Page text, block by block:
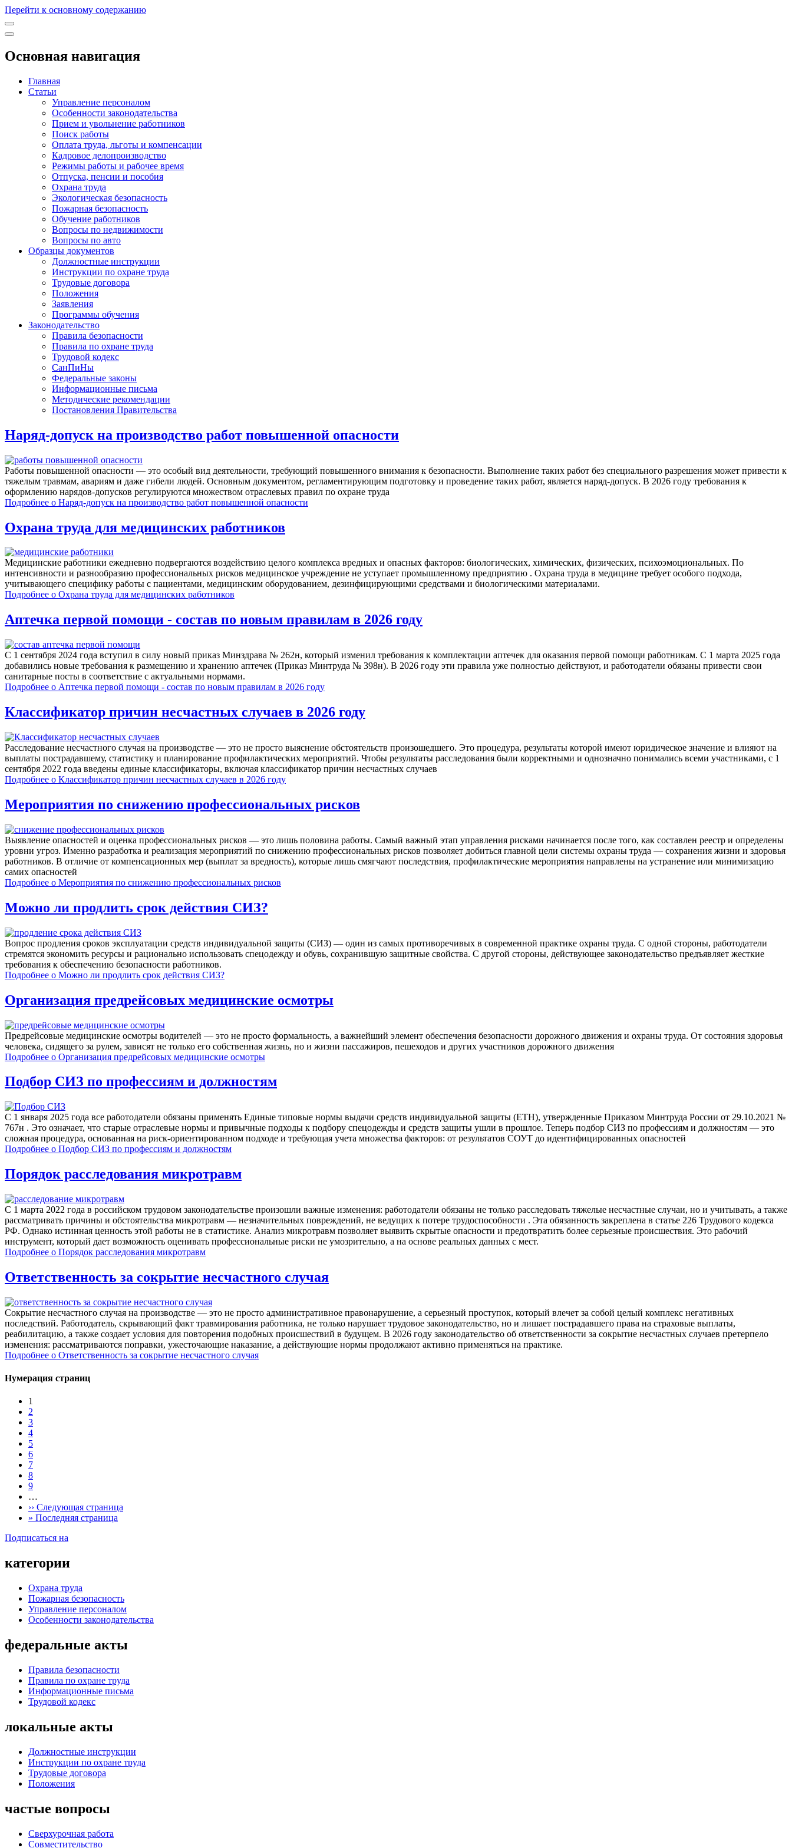
Перейти к основному содержанию
Основная навигация
Главная
Статьи
Управление персоналом
Особенности законодательства
Прием и увольнение работников
Поиск работы
Оплата труда, льготы и компенсации
Кадровое делопроизводство
Режимы работы и рабочее время
Отпуска, пенсии и пособия
Охрана труда
Экологическая безопасность
Пожарная безопасность
Обучение работников
Вопросы по недвижимости
Вопросы по авто
Образцы документов
Должностные инструкции
Инструкции по охране труда
Трудовые договора
Положения
Заявления
Программы обучения
Законодательство
Правила безопасности
Правила по охране труда
Трудовой кодекс
СанПиНы
Федеральные законы
Информационные письма
Методические рекомендации
Постановления Правительства
Наряд-допуск на производство работ повышенной опасности
Работы повышенной опасности — это особый вид деятельности, требующий повышенного внимания к безопасности. Выполнение таких работ без специального разрешения может привести к
тяжелым травмам, авариям и даже гибели людей. Основным документом, регламентирующим подготовку и проведение таких работ, является наряд-допуск. В 2026 году требования к
оформлению нарядов-допусков регулируются множеством отраслевых правил по охране труда
Подробнее о Наряд-допуск на производство работ повышенной опасности
Охрана труда для медицинских работников
Медицинские работники ежедневно подвергаются воздействию целого комплекса вредных и опасных факторов: биологических, химических, физических, психоэмоциональных. По
интенсивности и разнообразию профессиональных рисков медицинское учреждение не уступает промышленному предприятию . Охрана труда в медицине требует особого подхода,
учитывающего специфику работы с пациентами, медицинским оборудованием, дезинфицирующими средствами и биологическими материалами.
Подробнее о Охрана труда для медицинских работников
Аптечка первой помощи - состав по новым правилам в 2026 году
С 1 сентября 2024 года вступил в силу новый приказ Минздрава № 262н, который изменил требования к комплектации аптечек для оказания первой помощи работникам. С 1 марта 2025 года
добавились новые требования к размещению и хранению аптечек (Приказ Минтруда № 398н). В 2026 году эти правила уже полностью действуют, и работодатели обязаны привести свои
санитарные посты в соответствие с актуальными нормами.
Подробнее о Аптечка первой помощи - состав по новым правилам в 2026 году
Классификатор причин несчастных случаев в 2026 году
Расследование несчастного случая на производстве — это не просто выяснение обстоятельств произошедшего. Это процедура, результаты которой имеют юридическое значение и влияют на
выплаты пострадавшему, статистику и планирование профилактических мероприятий. Чтобы результаты расследования были корректными и однозначно понимались всеми участниками, с 1
сентября 2022 года введены единые классификаторы, включая классификатор причин несчастных случаев
Подробнее о Классификатор причин несчастных случаев в 2026 году
Мероприятия по снижению профессиональных рисков
Выявление опасностей и оценка профессиональных рисков — это лишь половина работы. Самый важный этап управления рисками начинается после того, как составлен реестр и определены
уровни угроз. Именно разработка и реализация мероприятий по снижению профессиональных рисков позволяет добиться главной цели системы охраны труда — сохранения жизни и здоровья
работников. В отличие от компенсационных мер (выплат за вредность), которые лишь смягчают последствия, профилактические мероприятия направлены на устранение или минимизацию
самих опасностей
Подробнее о Мероприятия по снижению профессиональных рисков
Можно ли продлить срок действия СИЗ?
Вопрос продления сроков эксплуатации средств индивидуальной защиты (СИЗ) — один из самых противоречивых в современной практике охраны труда. С одной стороны, работодатели
стремятся экономить ресурсы и рационально использовать спецодежду и обувь, сохранившую защитные свойства. С другой стороны, действующее законодательство предъявляет жесткие
требования к обеспечению безопасности работников.
Подробнее о Можно ли продлить срок действия СИЗ?
Организация предрейсовых медицинские осмотры
Предрейсовые медицинские осмотры водителей — это не просто формальность, а важнейший элемент обеспечения безопасности дорожного движения и охраны труда. От состояния здоровья
человека, сидящего за рулем, зависят не только его собственная жизнь, но и жизни пассажиров, пешеходов и других участников дорожного движения
Подробнее о Организация предрейсовых медицинские осмотры
Подбор СИЗ по профессиям и должностям
С 1 января 2025 года все работодатели обязаны применять Единые типовые нормы выдачи средств индивидуальной защиты (ЕТН), утвержденные Приказом Минтруда России от 29.10.2021 №
767н . Это означает, что старые отраслевые нормы и привычные подходы к подбору спецодежды и средств защиты ушли в прошлое. Теперь подбор СИЗ по профессиям и должностям — это
сложная процедура, основанная на риск-ориентированном подходе и требующая учета множества факторов: от результатов СОУТ до идентифицированных опасностей
Подробнее о Подбор СИЗ по профессиям и должностям
Порядок расследования микротравм
С 1 марта 2022 года в российском трудовом законодательстве произошли важные изменения: работодатели обязаны не только расследовать тяжелые несчастные случаи, но и учитывать, а также
рассматривать причины и обстоятельства микротравм — незначительных повреждений, не ведущих к потере трудоспособности . Эта обязанность закреплена в статье 226 Трудового кодекса
РФ. Однако истинная ценность этой работы не в статистике. Анализ микротравм позволяет выявить скрытые опасности и предотвратить более серьезные происшествия. Это рабочий
инструмент, который дает возможность оценивать профессиональные риски не умозрительно, а на основе реальных данных с мест.
Подробнее о Порядок расследования микротравм
Ответственность за сокрытие несчастного случая
Сокрытие несчастного случая на производстве — это не просто административное правонарушение, а серьезный проступок, который влечет за собой целый комплекс негативных
последствий. Работодатель, скрывающий факт травмирования работника, не только нарушает трудовое законодательство, но и лишает пострадавшего права на страховые выплаты,
реабилитацию, а также создает условия для повторения подобных происшествий в будущем. В 2026 году законодательство об ответственности за сокрытие несчастных случаев претерпело
изменения: рассматриваются поправки, ужесточающие наказание, а действующие нормы продолжают активно применяться на практике.
Подробнее о Ответственность за сокрытие несчастного случая
Нумерация страниц
1
2
3
4
5
6
7
8
9
…
›› Следующая страница
» Последняя страница
Подписаться на
категории
Охрана труда
Пожарная безопасность
Управление персоналом
Особенности законодательства
федеральные акты
Правила безопасности
Правила по охране труда
Информационные письма
Трудовой кодекс
локальные акты
Должностные инструкции
Инструкции по охране труда
Трудовые договора
Положения
частые вопросы
Сверхурочная работа
Совместительство